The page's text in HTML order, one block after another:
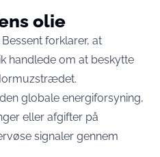
olie
Bessent forklarer, at
handlede om at beskytte
globale energiforsyning,
eller afgifter på
signaler gennem